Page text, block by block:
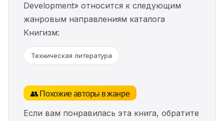
Development» относится к следующим
жанровым направлениям каталога
Книгизм:
Техническая литература
👥 Похожие авторы в жанре
Если вам понравилась эта книга, обратите